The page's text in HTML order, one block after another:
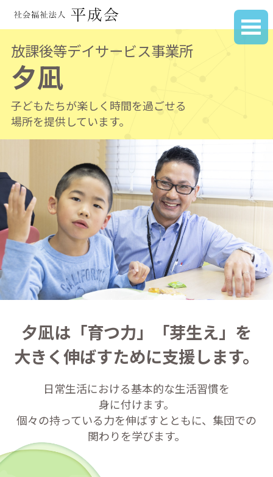
放課後等デイサービス事業所
夕凪
子どもたちが楽しく時間を過ごせる
場所を提供しています。
夕凪は「育つ力」「芽生え」を
大きく伸ばすために支援します。
日常生活における基本的な生活習慣を
身に付けます。
個々の持っている力を伸ばすとともに、集団での
関わりを学びます。